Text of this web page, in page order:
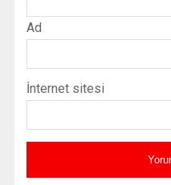
Ad
İnternet sitesi